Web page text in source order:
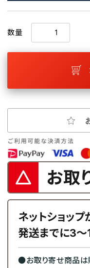
数量
お取
ネットショッ
発送までに3～
●お取り寄せ商品は